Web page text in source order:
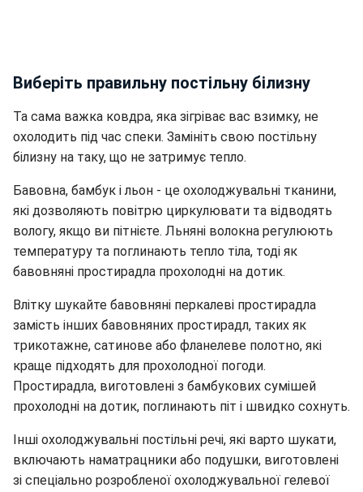
Виберіть правильну постільну білизну
Та сама важка ковдра, яка зігріває вас взимку, не
охолодить під час спеки. Замініть свою постільну
білизну на таку, що не затримує тепло.
Бавовна, бамбук і льон - це охолоджувальні тканини,
які дозволяють повітрю циркулювати та відводять
вологу, якщо ви пітнієте. Льняні волокна регулюють
температуру та поглинають тепло тіла, тоді як
бавовняні простирадла прохолодні на дотик.
Влітку шукайте бавовняні перкалеві простирадла
замість інших бавовняних простирадл, таких як
трикотажне, сатинове або фланелеве полотно, які
краще підходять для прохолодної погоди.
Простирадла, виготовлені з бамбукових сумішей
прохолодні на дотик, поглинають піт і швидко сохнуть.
Інші охолоджувальні постільні речі, які варто шукати,
включають наматрацники або подушки, виготовлені
зі спеціально розробленої охолоджувальної гелевої